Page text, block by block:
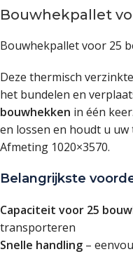
Bouwhekpallet
Bouwhekpallet voor 25
Deze thermisch
het bundelen en
bouwhekken in één
en lossen en houdt u
Afmeting 1020×3570.
Belangrijkste
Capaciteit voor 25
transporteren
Snelle handling –